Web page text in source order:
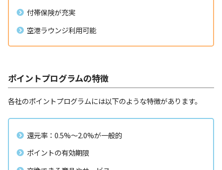
付帯保険が充実
空港ラウンジ利用可能
ポイントプログラムの特徴
各社のポイントプログラムには以下のような特徴があります。
還元率：0.5%〜2.0%が一般的
ポイントの有効期限